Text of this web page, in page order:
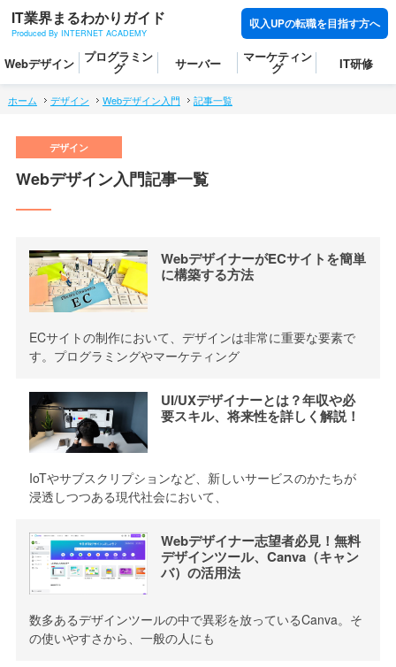
IT業界まるわかりガイド
Produced By INTERNET ACADEMY
収入UPの転職を目指す方へ
Webデザイン プログラミン
グ サーバー マーケティン
グ IT研修
ホーム デザイン Webデザイン入門 記事一覧
Webデザイン入門記事一覧
WebデザイナーがECサイトを簡単
に構築する方法
ECサイトの制作において、デザインは非常に重要な要素で
す。プログラミングやマーケティング
UI/UXデザイナーとは？年収や必
要スキル、将来性を詳しく解説！
IoTやサブスクリプションなど、新しいサービスのかたちが
浸透しつつある現代社会において、
Webデザイナー志望者必見！無料
デザインツール、Canva（キャン
バ）の活用法
数多あるデザインツールの中で異彩を放っているCanva。そ
の使いやすさから、一般の人にも